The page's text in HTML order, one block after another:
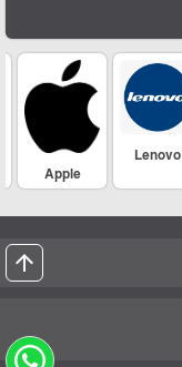
Lenovo
Apple
arrow_upward